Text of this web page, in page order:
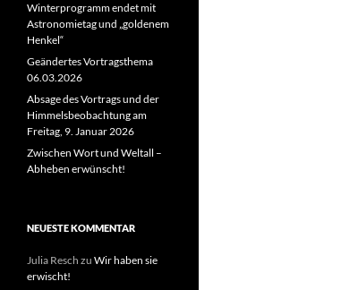
Winterprogramm endet mit
Astronomietag und „goldenem
Henkel“
Geändertes Vortragsthema
06.03.2026
Absage des Vortrags und der
Himmelsbeobachtung am
Freitag, 9. Januar 2026
Zwischen Wort und Weltall –
Abheben erwünscht!
NEUESTE KOMMENTAR
Julia Resch zu Wir haben sie
erwischt!